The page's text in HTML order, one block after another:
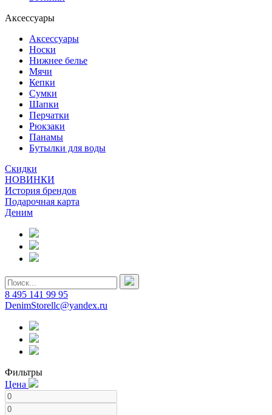
Аксессуары
Аксессуары
Носки
Нижнее белье
Мячи
Кепки
Сумки
Шапки
Перчатки
Рюкзаки
Панамы
Бутылки для воды
Скидки
НОВИНКИ
История брендов
Подарочная карта
Деним
8 495 141 99 95
DenimStorellc@yandex.ru
Фильтры
Цена